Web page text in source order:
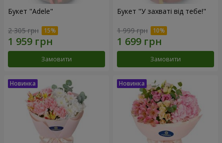
Букет "Adele"
2 305 грн
Замовити
Букет "У захваті від тебе!"
1 999 грн
Замовити